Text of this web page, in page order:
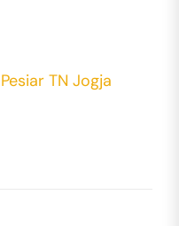
TN Jogja